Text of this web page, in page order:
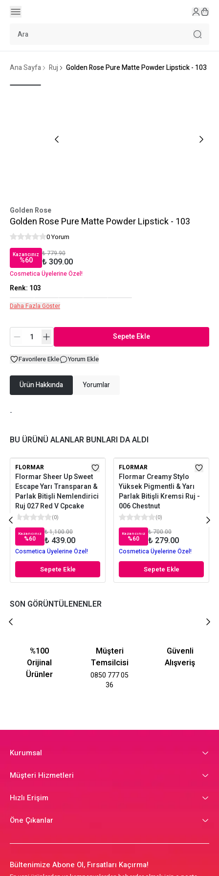
Ana Sayfa Ruj Golden Rose Pure Matte Powder Lipstick - 103
Golden Rose
Golden Rose Pure Matte Powder Lipstick - 103
0 Yorum
Kazancınız
%60
₺ 779.90
₺ 309.00
Cosmetica Üyelerine Özel!
Renk: 103
Daha Fazla Göster
Sepete Ekle
Favorilere Ekle Yorum Ekle
Ürün Hakkında Yorumlar
-
BU ÜRÜNÜ ALANLAR BUNLARI DA ALDI
FLORMAR
Flormar Sheer Up Sweet
Escape Yarı Transparan &
Parlak Bitişli Nemlendirici
Ruj 027 Red V Cpcake
(0)
Kazancınız
%60
₺ 1,100.00
₺ 439.00
Cosmetica Üyelerine Özel!
Sepete Ekle
FLORMAR
Flormar Creamy Stylo
Yüksek Pigmentli & Yarı
Parlak Bitişli Kremsi Ruj -
006 Chestnut
(0)
Kazancınız
%60
₺ 700.00
₺ 279.00
Cosmetica Üyelerine Özel!
Sepete Ekle
SON GÖRÜNTÜLENENLER
%100
Orijinal
Ürünler
Müşteri
Temsilcisi
0850 777 05
36
Güvenli
Alışveriş
Kurumsal
Müşteri Hizmetleri
Hızlı Erişim
Öne Çıkanlar
Bültenimize Abone Ol, Fırsatları Kaçırma!